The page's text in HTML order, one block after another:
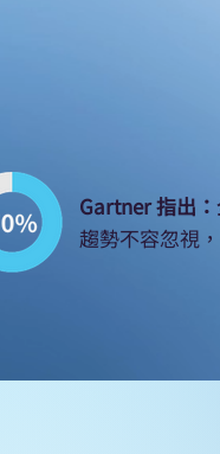
Gartner 指出：
趨勢不容忽視